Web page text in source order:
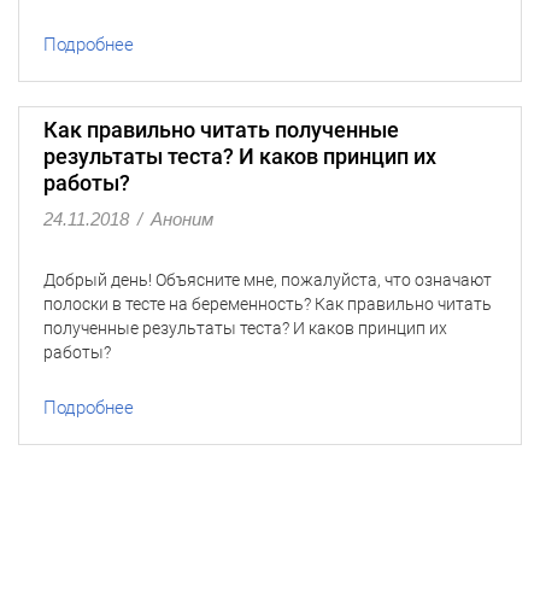
Подробнее
Как правильно читать полученные
результаты теста? И каков принцип их
работы?
24.11.2018 / Аноним
Добрый день! Объясните мне, пожалуйста, что означают
полоски в тесте на беременность? Как правильно читать
полученные результаты теста? И каков принцип их
работы?
Подробнее